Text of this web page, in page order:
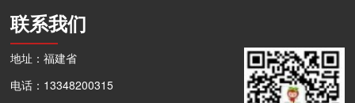
联系我们
地址：福建省
电话：13348200315